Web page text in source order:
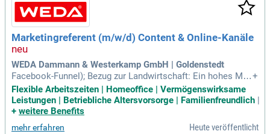
hören Fitness-Angebote, Gesundheitsmanagement und Verg
ünstigungen für Freizeitaktivitäten. Starten Sie Ihre Karriere
mit einem umfassenden Onboarding-Programm und individu
eller Karriereplanung bei der DACHSER Academy!
Marketingreferent (m/w/d) Content & Online-Kanäle
WEDA Dammann & Westerkamp GmbH | Goldenstedt
Facebook-Funnel); Bezug zur Landwirtschaft: Ein hohes Ma
ß an Aufgeschlossenheit gegenüber der modernen Landwirt
schaft und Bereitschaft zu direkten Einsätzen im Schweines
tall; Mobilität: Gültiger Führerschein (Klasse B) und Reiseber
+
Flexible Arbeitszeiten | Homeoffice | Vermögenswirksame
Leistungen | Betriebliche Altersvorsorge | Familienfreundlich |
+ weitere Benefits
mehr erfahren Heute veröffentlicht